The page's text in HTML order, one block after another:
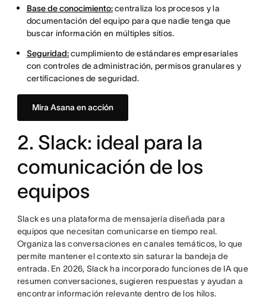
Base de conocimiento:centraliza los procesos y la
documentación del equipo para que nadie tenga que
buscar información en múltiples sitios.
Seguridad:cumplimiento de estándares empresariales
con controles de administración, permisos granulares y
certificaciones de seguridad.
Mira Asana en acción
2. Slack: ideal para la
comunicación de los
equipos
Slack es una plataforma de mensajería diseñada para
equipos que necesitan comunicarse en tiempo real.
Organiza las conversaciones en canales temáticos, lo que
permite mantener el contexto sin saturar la bandeja de
entrada. En 2026, Slack ha incorporado funciones de IA que
resumen conversaciones, sugieren respuestas y ayudan a
encontrar información relevante dentro de los hilos.